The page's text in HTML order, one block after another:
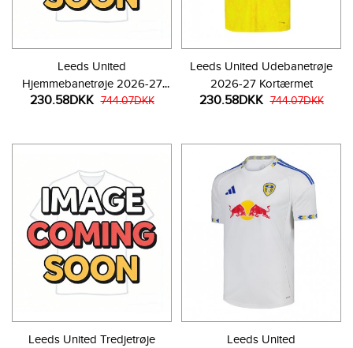
Leeds United
Hjemmebanetrøje 2026-27
Kortærmet
230.58DKK 744.07DKK
Leeds United Udebanetrøje
2026-27 Kortærmet
230.58DKK 744.07DKK
Leeds United Tredjetrøje
Leeds United